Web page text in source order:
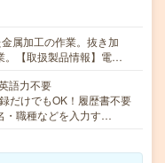
属加工の作業。抜き加
。【取扱製品情報】電…
語力不要
だけでもOK！履歴書不要
・職種などを入力す…